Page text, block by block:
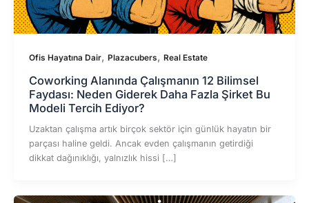
Ofis Hayatına Dair, Plazacubers, Real Estate
Coworking Alanında Çalışmanın 12 Bilimsel
Faydası: Neden Giderek Daha Fazla Şirket Bu
Modeli Tercih Ediyor?
Uzaktan çalışma artık birçok sektör için günlük hayatın bir
parçası haline geldi. Ancak evden çalışmanın getirdiği
dikkat dağınıklığı, yalnızlık hissi […]